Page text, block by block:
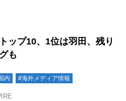
ップ10、1位は羽田、残り
も
内 #海外メディア情報